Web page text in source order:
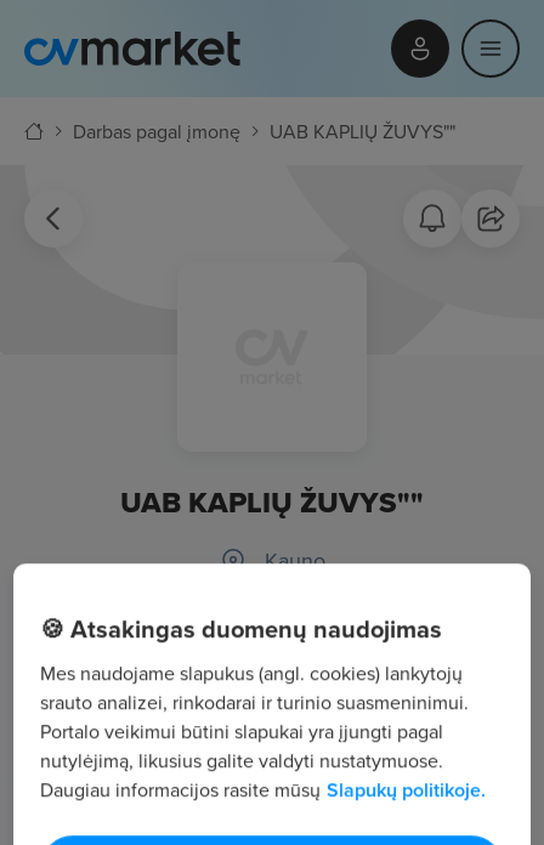
Darbas pagal įmonę UAB KAPLIŲ ŽUVYS""
UAB KAPLIŲ ŽUVYS""
, Kauno
Žiūrėti visus skelbimus
Įmonės aprašymas
8
Darbuotojų sk.
101
🍪 Atsakingas duomenų naudojimas
Mes naudojame slapukus (angl. cookies) lankytojų
srauto analizei, rinkodarai ir turinio suasmeninimui.
Portalo veikimui būtini slapukai yra įjungti pagal
nutylėjimą, likusius galite valdyti nustatymuose.
Daugiau informacijos rasite mūsų Slapukų politikoje.